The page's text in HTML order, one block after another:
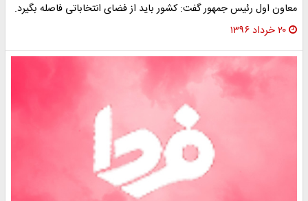
معاون اول رئیس جمهور گفت: کشور باید از فضای انتخاباتی فاصله بگیرد.
۲۰ خرداد ۱۳۹۶